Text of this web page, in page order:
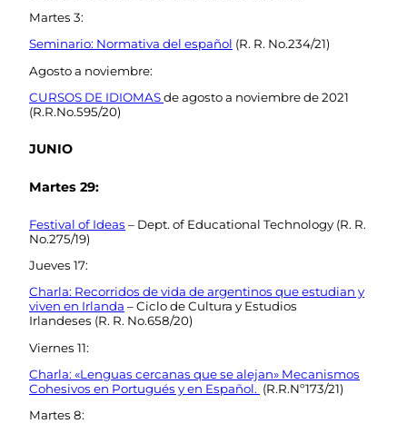
Martes 3:
Seminario: Normativa del español (R. R. No.234/21)
Agosto a noviembre:
CURSOS DE IDIOMASde agosto a noviembre de 2021
(R.R.No.595/20)
JUNIO
Martes 29:
Festival of Ideas – Dept. of Educational Technology (R. R.
No.275/19)
Jueves 17:
Charla: Recorridos de vida de argentinos que estudian y
viven en Irlanda – Ciclo de Cultura y Estudios
Irlandeses (R. R. No.658/20)
Viernes 11:
Charla: «Lenguas cercanas que se alejan» Mecanismos
Cohesivos en Portugués y en Español. (R.R.Nº173/21)
Martes 8: